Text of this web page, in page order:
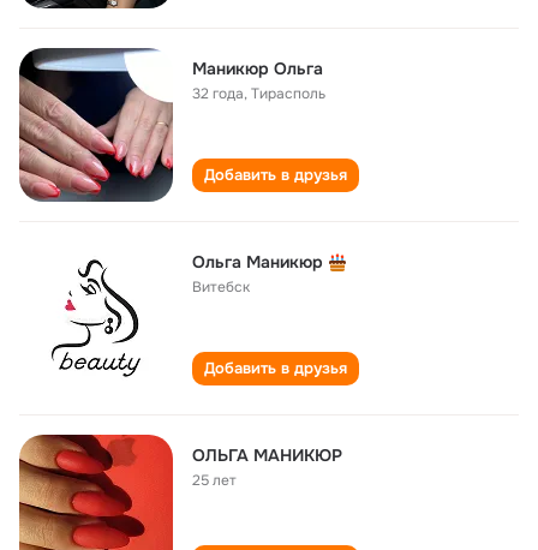
Маникюр Ольга
32 года,Тирасполь
Добавить в друзья
Ольга Маникюр
Витебск
Добавить в друзья
ОЛЬГА МАНИКЮР
25 лет